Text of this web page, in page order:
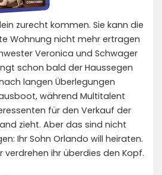
zurecht kommen. Sie kann die
Wohnung nicht mehr ertragen
Veronica und Schwager
schon bald der Haussegen
langen Überlegungen
während Multitalent
für den Verkauf der
zieht. Aber das sind nicht
Ihr Sohn Orlando will heiraten.
verdrehen ihr überdies den Kopf.